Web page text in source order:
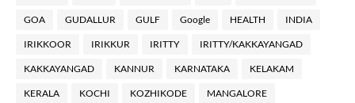
GOA GUDALLUR GULF Google HEALTH INDIA
IRIKKOOR IRIKKUR IRITTY IRITTY/KAKKAYANGAD
KAKKAYANGAD KANNUR KARNATAKA KELAKAM
KERALA KOCHI KOZHIKODE MANGALORE